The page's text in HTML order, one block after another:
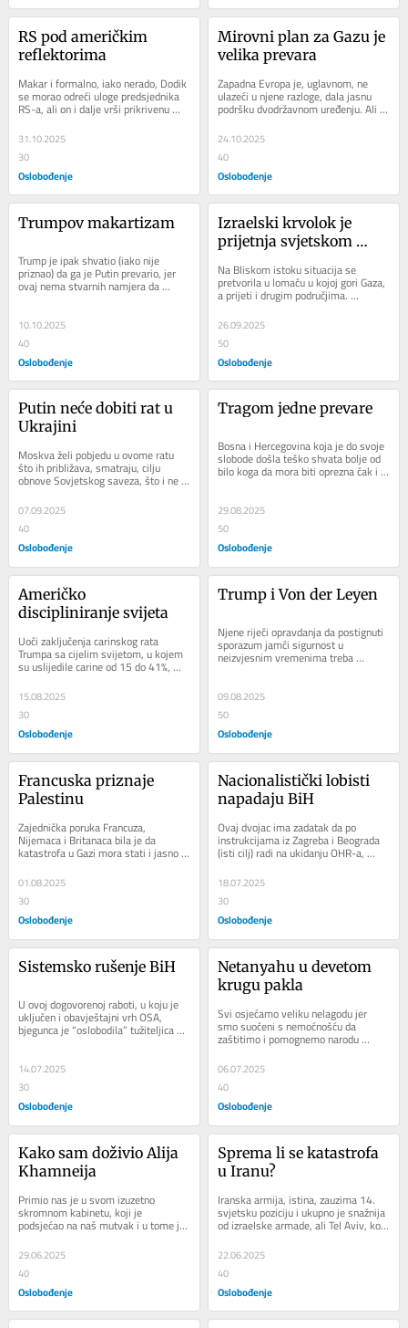
RS pod američkim
reflektorima
Makar i formalno, iako nerado, Dodik
se morao odreći uloge predsjednika
RS-a, ali on i dalje vrši prikrivenu
ulogu prvog čovjeka. No, čini se da...
31.10.2025
30
Oslobođenje
Mirovni plan za Gazu je
velika prevara
Zapadna Evropa je, uglavnom, ne
ulazeći u njene razloge, dala jasnu
podršku dvodržavnom uređenju. Ali u
ovom planu se ne spominje država...
24.10.2025
40
Oslobođenje
Trumpov makartizam
Trump je ipak shvatio (iako nije
priznao) da ga je Putin prevario, jer
ovaj nema stvarnih namjera da
sjedne za pregovarački sto sa
10.10.2025
40
Oslobođenje
Izraelski krvolok je
prijetnja svjetskom
Na Bliskom istoku situacija se
pretvorila u lomaču u kojoj gori Gaza,
a prijeti i drugim područjima.
Izraelska vlada je otvoreno preobukla
ovu...
26.09.2025
50
Oslobođenje
Putin neće dobiti rat u
Ukrajini
Moskva želi pobjedu u ovome ratu
što ih približava, smatraju, cilju
obnove Sovjetskog saveza, što i ne
taje. Uz sve to oni traže glavu...
07.09.2025
40
Oslobođenje
Tragom jedne prevare
Bosna i Hercegovina koja je do svoje
slobode došla teško shvata bolje od
bilo koga da mora biti oprezna čak i u
diplomatskim susretima da ne
29.08.2025
50
Oslobođenje
Američko
discipliniranje svijeta
Uoči zaključenja carinskog rata
Trumpa sa cijelim svijetom, u kojem
su uslijedile carine od 15 do 41%,
došao je šok za američku
administraciju...
15.08.2025
30
Oslobođenje
Trump i Von der Leyen
Njene riječi opravdanja da postignuti
sporazum jamči sigurnost u
neizvjesnim vremenima treba
shvatiti kao odbranu od
09.08.2025
50
Oslobođenje
Francuska priznaje
Palestinu
Zajednička poruka Francuza,
Nijemaca i Britanaca bila je da
katastrofa u Gazi mora stati i jasno je
poručeno da Izrael nema suverenitet
na...
01.08.2025
30
Oslobođenje
Nacionalistički lobisti
napadaju BiH
Ovaj dvojac ima zadatak da po
instrukcijama iz Zagreba i Beograda
(isti cilj) radi na ukidanju OHR-a,
eliminaciji stranih sudija iz Ustavnog
suda i...
18.07.2025
30
Oslobođenje
Sistemsko rušenje BiH
U ovoj dogovorenoj raboti, u koju je
uključen i obavještajni vrh OSA,
bjegunca je “oslobodila” tužiteljica
Vedrana Mijović. Ako ste gledali...
14.07.2025
30
Oslobođenje
Netanyahu u devetom
krugu pakla
Svi osjećamo veliku nelagodu jer
smo suočeni s nemoćnošću da
zaštitimo i pomognemo narodu
Palestine koji je uhvaćen u
hermetičku stupicu smrti...
06.07.2025
40
Oslobođenje
Kako sam doživio Alija
Khamneija
Primio nas je u svom izuzetno
skromnom kabinetu, koji je
podsjećao na naš mutvak i u tome je
bila drastična razlika između njega i
predsjednika...
29.06.2025
40
Oslobođenje
Sprema li se katastrofa
u Iranu?
Iranska armija, istina, zauzima 14.
svjetsku poziciju i ukupno je snažnija
od izraelske armade, ali Tel Aviv, koji
se nalazi tri mjesta iza, ima...
22.06.2025
40
Oslobođenje